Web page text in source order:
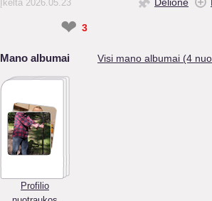
Įkelta 2026.05.23
❤ 3
Mano albumai Visi mano albumai (4
Profilio